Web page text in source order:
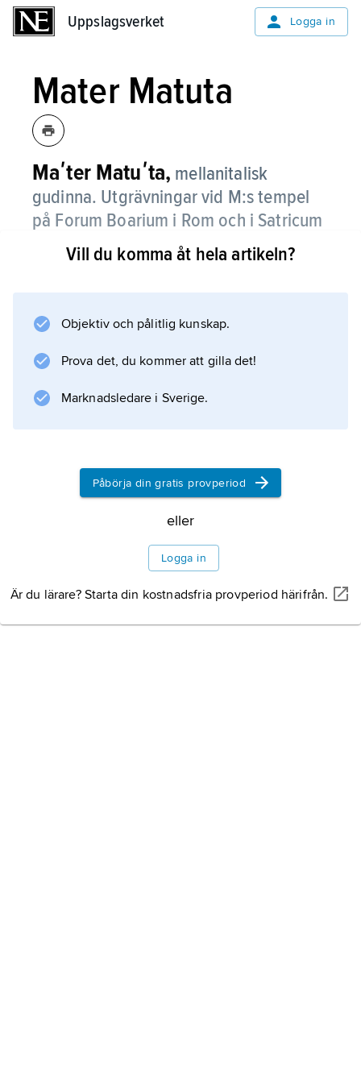
Uppslagsverket Logga in
Mater Matuta
Maʹter Matuʹta, mellanitalisk
gudinna. Utgrävningar vid M:s tempel
på Forum Boarium i Rom och i Satricum
visar att hon främst beskyddade kvinnor
och barn; romerska poeters
morgonrodnaden är troligen felaktig.
Hon firades under
Matralia
i juni, då mödrar bad för sina syskonbarns
Information om artikeln
Vill du komma åt hela artikeln?
Objektiv och pålitlig kunskap.
Prova det, du kommer att gilla det!
Marknadsledare i Sverige.
Påbörja din gratis provperiod
eller
Logga in
Är du lärare? Starta din kostnadsfria provperiod härifrån.